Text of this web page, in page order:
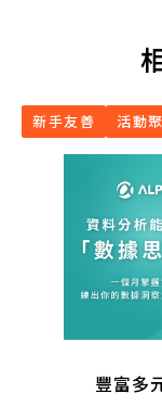
新手友善 活動
豐富多